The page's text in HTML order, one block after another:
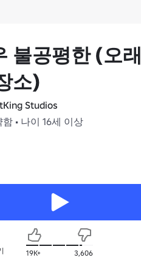
불공평한 (오래
소)
Studios
• 나이 16세 이상
19K+ 3,606